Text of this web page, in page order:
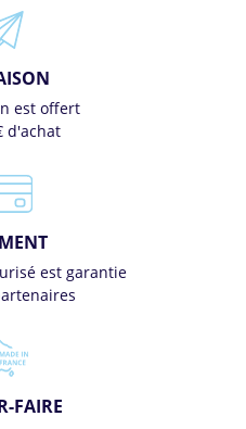
est offert
d'achat
est garantie
FAIRE